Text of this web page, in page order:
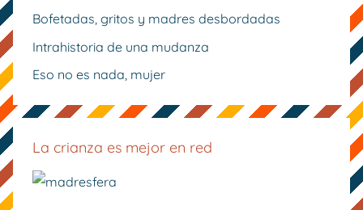
Bofetadas, gritos y madres desbordadas
Intrahistoria de una mudanza
Eso no es nada, mujer
La crianza es mejor en red